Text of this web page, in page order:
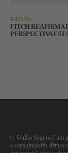
RATING
FITCH REAFIRMA
PERSPECTIVA
O Sonho Seguro é um
e consumidores dentro